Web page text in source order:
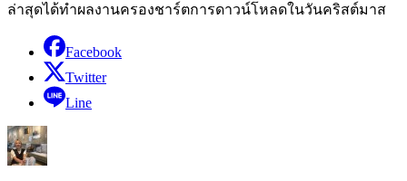
ล่าสุดได้ทำผลงานครองชาร์ตการดาวน์โหลดในวันคริสต์มาส
Facebook
Twitter
Line